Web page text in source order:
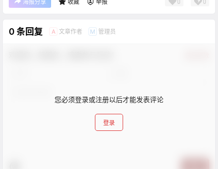
海报分享 收藏 举报
0 条回复 A 文章作者 M 管理员
您必须登录或注册以后才能发表评论
登录